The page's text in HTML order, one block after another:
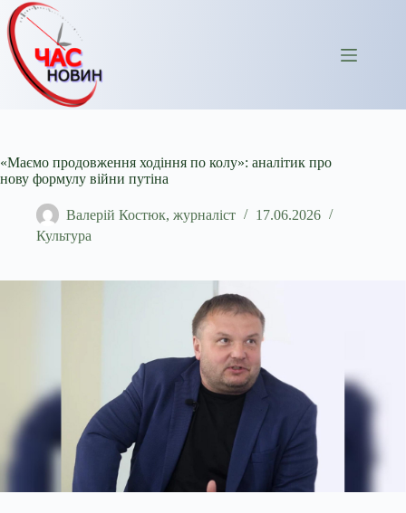
Перейти
до
вмісту
«Маємо продовження ходіння по колу»: аналітик про
нову формулу війни путіна
Валерій Костюк, журналіст
17.06.2026
Культура